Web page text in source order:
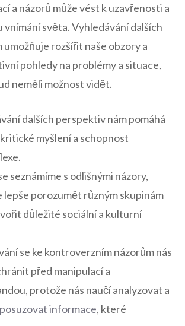
a názorů může vést k uzavřenosti a
světa. Vyhledávání dalších
rozšířit naše obzory a
pohledy na problémy a situace,
neměli ⁤možnost vidět.
dalších perspektiv nám pomáhá
myšlení a schopnost
seznámíme s odlišnými názory,
lepše porozumět různým⁣ skupinám
důležité sociální a kulturní
se ke kontroverzním názorům nás
před manipulací a
protože​ nás naučí analyzovat a
informace, které